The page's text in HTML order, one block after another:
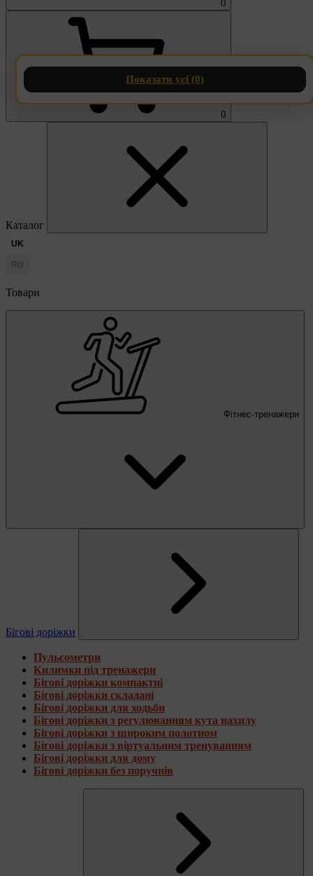
Показати усі (0)
0
0
Каталог
UK
RU
Товари
Фітнес-тренажери
Бігові доріжки
Пульсометри
Килимки під тренажери
Бігові доріжки компактні
Бігові доріжки складані
Бігові доріжки для ходьби
Бігові доріжки з регулюванням кута нахилу
Бігові доріжки з широким полотном
Бігові доріжки з віртуальним тренуванням
Бігові доріжки для дому
Бігові доріжки без поручнів